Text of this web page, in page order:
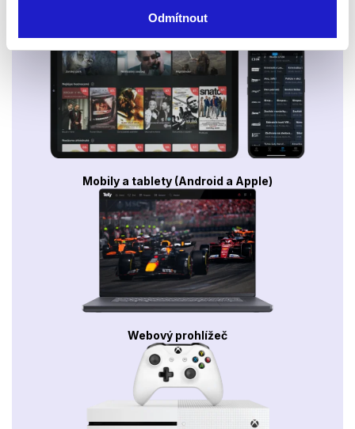
Odmítnout
Smart TV - Android, Google, Samsung, LG, VIDAA
Mobily a tablety (Android a Apple)
Webový prohlížeč